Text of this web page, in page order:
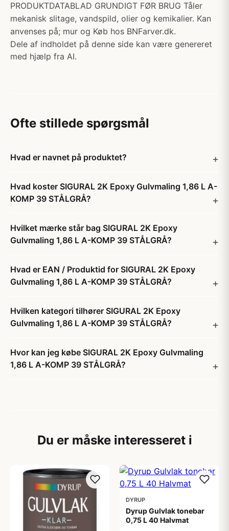
PRODUKTDATABLAD GRUNDIGT FØR BRUG Tåler
mekanisk slitage, vandspild, olier og kemikalier. Kan
anvenses på; mur og Køb hos BNFarver.dk.
Dele af indholdet på denne side kan være genereret
med hjælp fra AI.
Ofte stillede spørgsmål
Hvad er navnet på produktet?
Hvad koster SIGURAL 2K Epoxy Gulvmaling 1,86 L A-
KOMP 39 STÅLGRÅ?
Hvilket mærke står bag SIGURAL 2K Epoxy
Gulvmaling 1,86 L A-KOMP 39 STÅLGRÅ?
Hvad er EAN / Produktid for SIGURAL 2K Epoxy
Gulvmaling 1,86 L A-KOMP 39 STÅLGRÅ?
Hvilken kategori tilhører SIGURAL 2K Epoxy
Gulvmaling 1,86 L A-KOMP 39 STÅLGRÅ?
Hvor kan jeg købe SIGURAL 2K Epoxy Gulvmaling
1,86 L A-KOMP 39 STÅLGRÅ?
Du er måske interesseret i
DYRUP
Dyrup Gulvlak tonebar
0,75 L 40 Halvmat